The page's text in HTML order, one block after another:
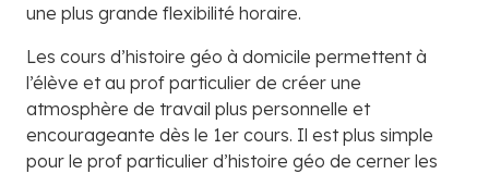
une plus grande flexibilité horaire.
Les cours d’histoire géo à domicile permettent à
l’élève et au prof particulier de créer une
atmosphère de travail plus personnelle et
encourageante dès le 1er cours. Il est plus simple
pour le prof particulier d’histoire géo de cerner les